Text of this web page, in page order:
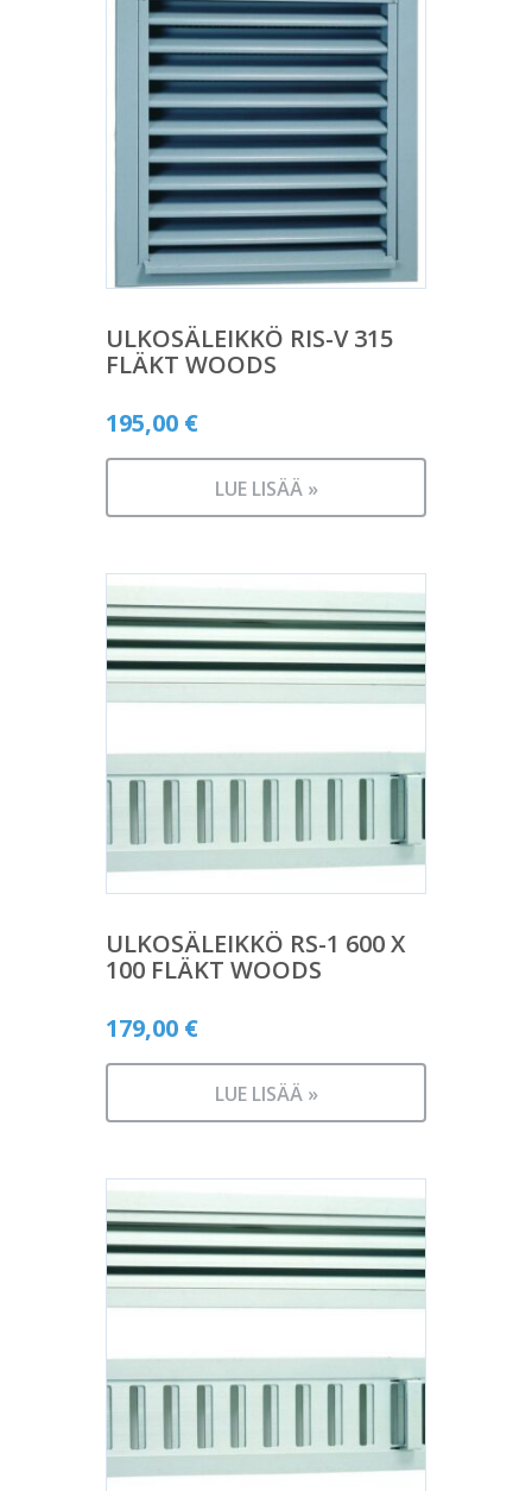
ULKOSÄLEIKKÖ RIS-V 315
FLÄKT WOODS
195,00 €
LUE LISÄÄ »
ULKOSÄLEIKKÖ RS-1 600 X
100 FLÄKT WOODS
179,00 €
LUE LISÄÄ »